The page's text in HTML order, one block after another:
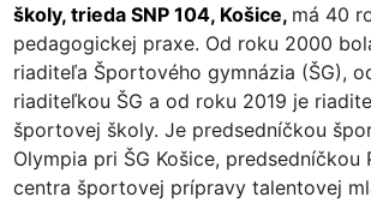
školy, trieda SNP 104, Košice, má 40
pedagogickej praxe. Od roku 2000
riaditeľa Športového gymnázia (ŠG),
riaditeľkou ŠG a od roku 2019 je
športovej školy. Je predsedníčkou
Olympia pri ŠG Košice, predsedníčkou
centra športovej prípravy talentovej